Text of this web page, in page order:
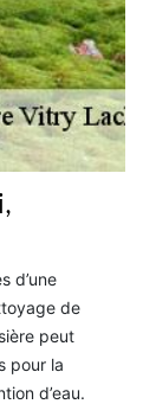
d’une
de
peut
pour la
d’eau.